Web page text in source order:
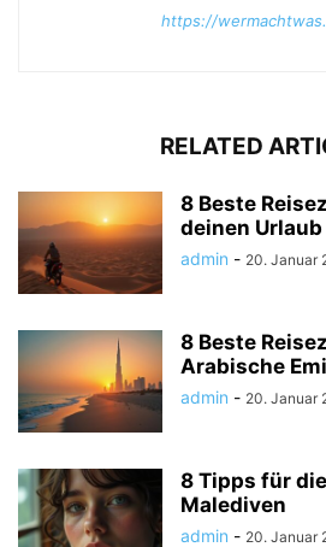
https://
RELATED
8 Beste
deinen Urlaub
admin - 20. Januar
8 Beste
Arabische
admin - 20. Januar
8 Tipps für
Malediven
admin - 20. Januar